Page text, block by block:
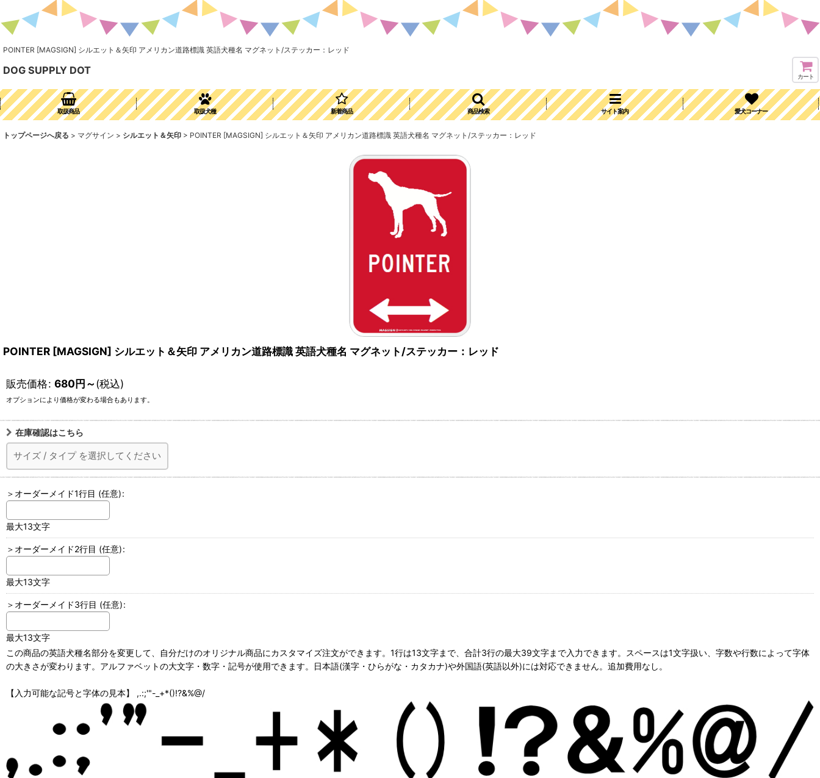
POINTER [MAGSIGN] シルエット＆矢印 アメリカン道路標識 英語犬種名 マグネット/ステッカー：レッド
DOG SUPPLY DOT
カート
取扱商品 取扱犬種 新着商品 商品検索 サイト案内 愛犬コーナー
トップページへ戻る > マグサイン > シルエット＆矢印 > POINTER [MAGSIGN] シルエット＆矢印 アメリカン道路標識 英語犬種名 マグネット/ステッカー：レッド
POINTER [MAGSIGN] シルエット＆矢印 アメリカン道路標識 英語犬種名 マグネット/ステッカー：レッド
販売価格: 680円～(税込)
オプションにより価格が変わる場合もあります。
在庫確認はこちら
サイズ / タイプ を選択してください
＞オーダーメイド1行目 (任意):
最大13文字
＞オーダーメイド2行目 (任意):
最大13文字
＞オーダーメイド3行目 (任意):
最大13文字
この商品の英語犬種名部分を変更して、自分だけのオリジナル商品にカスタマイズ注文ができます。1行は13文字まで、合計3行の最大39文字まで入力できます。スペースは1文字扱い、字数や行数によって字体
の大きさが変わります。アルファベットの大文字・数字・記号が使用できます。日本語(漢字・ひらがな・カタカナ)や外国語(英語以外)には対応できません。追加費用なし。
【入力可能な記号と字体の見本】 ,.:;'"-_+*()!?&%@/